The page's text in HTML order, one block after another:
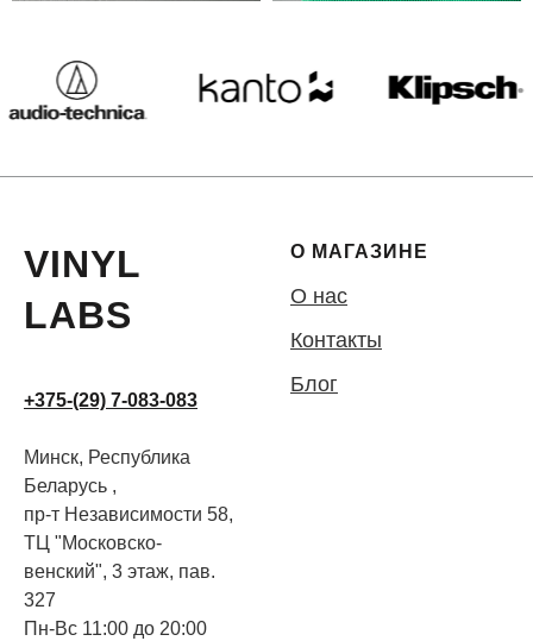
VINYL
LABS
+375-(29) 7-083-083
Минск, Республика
Беларусь ,
пр-т Независимости 58,
ТЦ "Московско-
венский", 3 этаж, пав.
327
Пн-Вс 11:00 до 20:00
О МАГАЗИНЕ
О нас
Контакты
Блог